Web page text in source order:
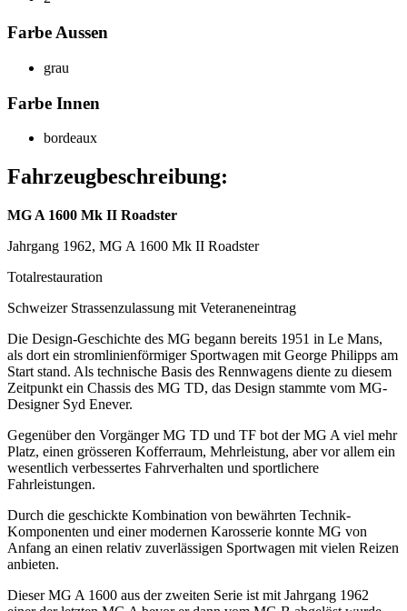
Farbe Aussen
grau
Farbe Innen
bordeaux
Fahrzeugbeschreibung:
MG A 1600 Mk II Roadster
Jahrgang 1962, MG A 1600 Mk II Roadster
Totalrestauration
Schweizer Strassenzulassung mit Veteraneneintrag
Die Design-Geschichte des MG begann bereits 1951 in Le Mans,
als dort ein stromlinienförmiger Sportwagen mit George Philipps am
Start stand. Als technische Basis des Rennwagens diente zu diesem
Zeitpunkt ein Chassis des MG TD, das Design stammte vom MG-
Designer Syd Enever.
Gegenüber den Vorgänger MG TD und TF bot der MG A viel mehr
Platz, einen grösseren Kofferraum, Mehrleistung, aber vor allem ein
wesentlich verbessertes Fahrverhalten und sportlichere
Fahrleistungen.
Durch die geschickte Kombination von bewährten Technik-
Komponenten und einer modernen Karosserie konnte MG von
Anfang an einen relativ zuverlässigen Sportwagen mit vielen Reizen
anbieten.
Dieser MG A 1600 aus der zweiten Serie ist mit Jahrgang 1962